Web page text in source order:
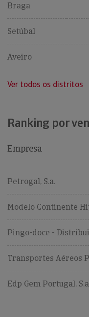
Braga
Setúbal
Aveiro
Ver todos os distritos
Ranking por
Empresa
Petrogal, S.a.
Modelo Continente
Pingo-doce -
Transportes Aéreos
Edp Gem Portugal, S.a